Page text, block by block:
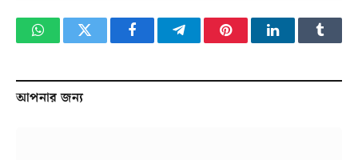
WhatsAppTwitter FacebookTelegramPinterestLinkedIn
আপনার জন্য